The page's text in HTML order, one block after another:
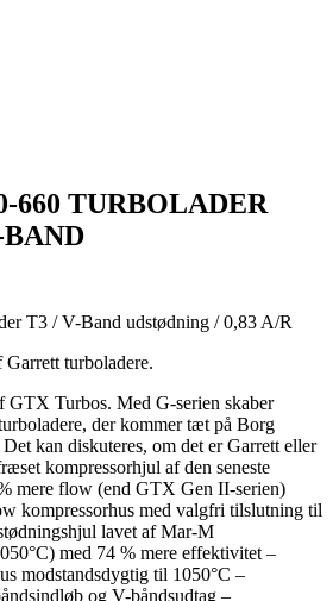
660 TURBOLADER
BAND
T3 / V-Band udstødning / 0,83 A/R
Garrett turboladere.
GTX Turbos. Med G-serien skaber
der kommer tæt på Borg
kan diskuteres, om det er Garrett eller
kompressorhjul af den seneste
mere flow (end GTX Gen II-serien)
kompressorhus med valgfri tilslutning til
lavet af Mar-M
med 74 % mere effektivitet –
modstandsdygtig til 1050°C –
og V-båndsudtag –